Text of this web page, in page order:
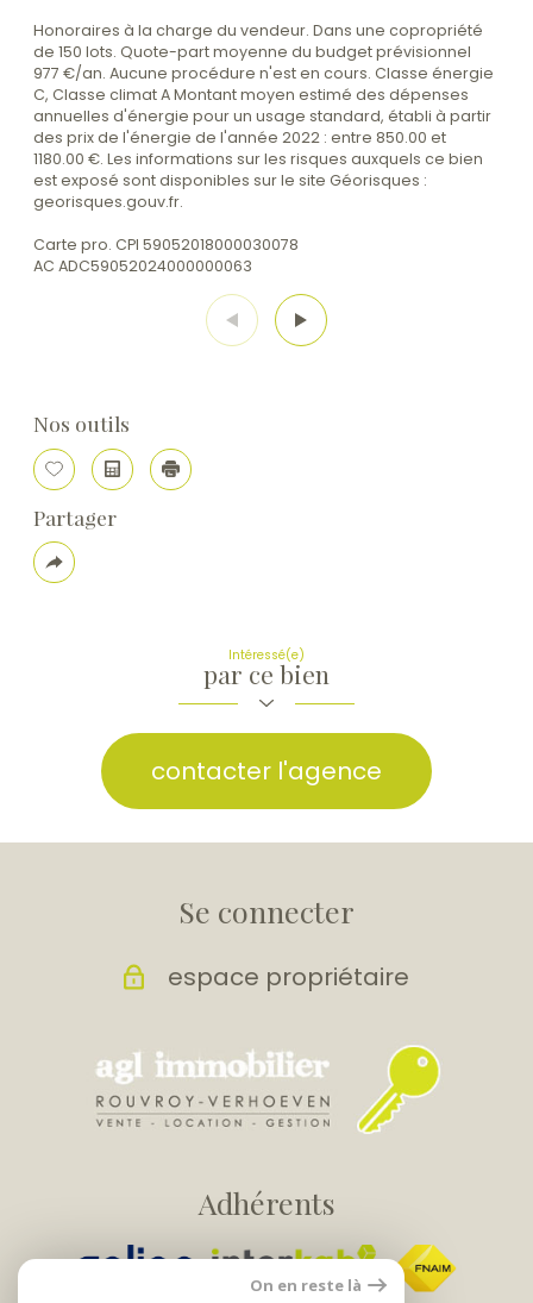
Honoraires à la charge du vendeur. Dans une copropriété
de 150 lots. Quote-part moyenne du budget prévisionnel
977 €/an. Aucune procédure n'est en cours. Classe énergie
C, Classe climat A Montant moyen estimé des dépenses
annuelles d'énergie pour un usage standard, établi à partir
des prix de l'énergie de l'année 2022 : entre 850.00 et
1180.00 €. Les informations sur les risques auxquels ce bien
est exposé sont disponibles sur le site Géorisques :
georisques.gouv.fr.
Carte pro. CPI 59052018000030078
AC ADC59052024000000063
Nos outils
Sélectionner
Calculatrice
Imprimer
Partager
Plus
de
Intéressé(e)
par ce bien
contacter l'agence
Se connecter
espace propriétaire
Adhérents
On en reste là